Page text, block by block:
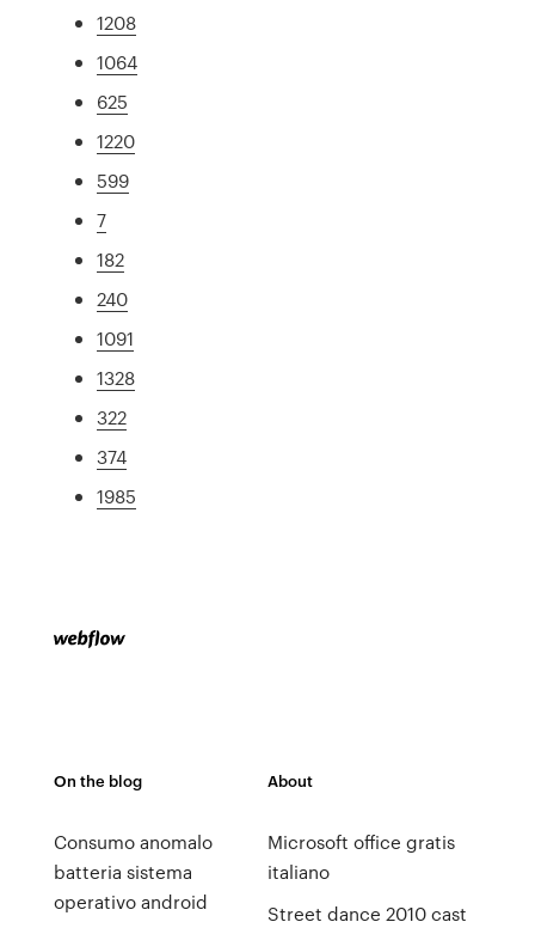
1208
1064
625
1220
599
7
182
240
1091
1328
322
374
1985
On the blog
Consumo anomalo
batteria sistema
operativo android
About
Microsoft office gratis
italiano
Street dance 2010 cast